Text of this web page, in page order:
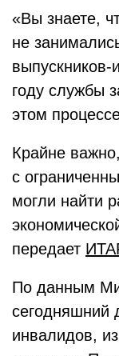
«Вы знаете,
не
году службы
этом
Крайне
с
могли найти
передает
По данным
сегодняшний
инвалидов,